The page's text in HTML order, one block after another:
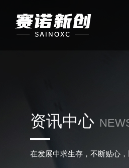
资讯中心
在发展中求生存，不断贴心